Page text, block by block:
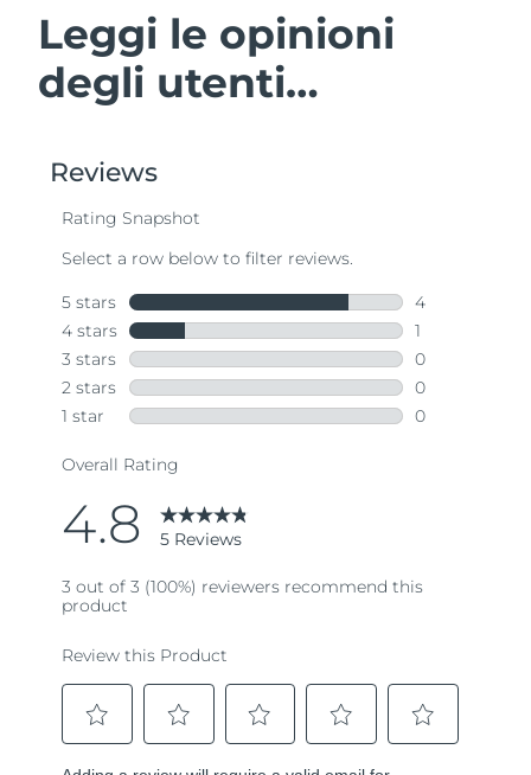
Leggi le opinioni
degli utenti…